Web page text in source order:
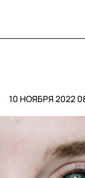
10 НОЯБРЯ 2022